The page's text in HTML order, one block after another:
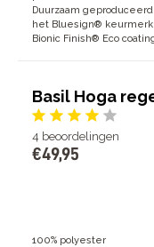
Duurzaam
het Bluesign®
Bionic Finish® Eco
Basil Hoga
4 beoordelingen
€49,95
100% polyester